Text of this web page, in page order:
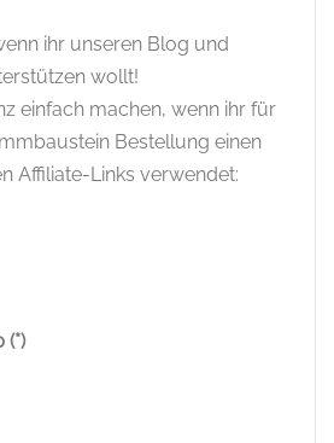
ihr unseren Blog und
wollt!
einfach machen, wenn ihr für
Bestellung einen
Affiliate-Links verwendet:
(*)